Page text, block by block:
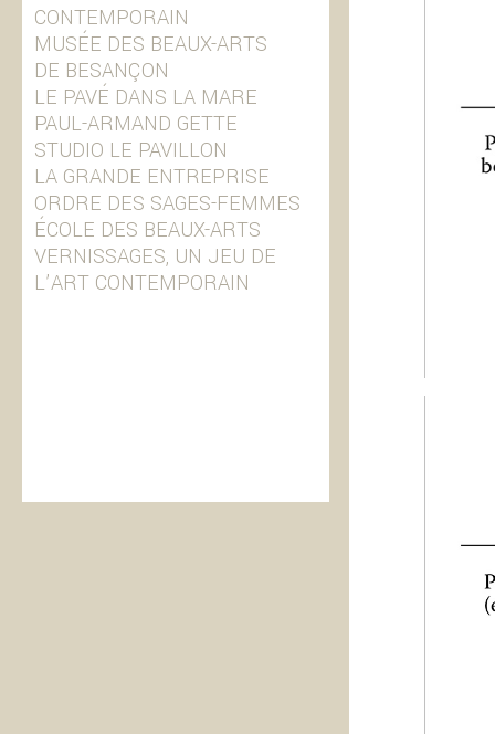
© design M. M. Marbach 2026
CONTEMPORAIN
MUSÉE DES BEAUX-ARTS
DE BESANÇON
LE PAVÉ DANS LA MARE
PAUL-ARMAND GETTE
STUDIO LE PAVILLON
LA GRANDE ENTREPRISE
ORDRE DES SAGES-FEMMES
ÉCOLE DES BEAUX-ARTS
VERNISSAGES, UN JEU DE
L’ART CONTEMPORAIN